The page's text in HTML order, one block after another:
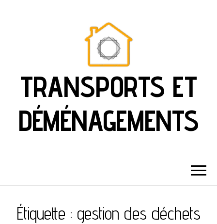
TRANSPORTS ET
DÉMÉNAGEMENTS
Étiquette : gestion des déchets